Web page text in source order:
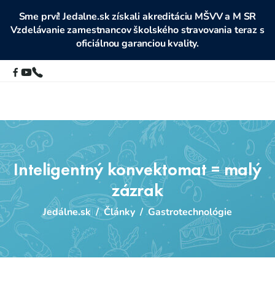
Sme prví! Jedalne.sk získali akreditáciu MŠVV a M SR
Vzdelávanie zamestnancov školského stravovania teraz s
oficiálnou garanciou kvality.
Inteligentný konvektomat = malý
zázrak
Jedálne.sk / Články / Gastrotechnológie